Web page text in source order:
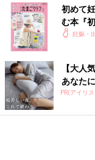
初めて
む本『
妊娠・
【大人
あなたに
PR(アイリ